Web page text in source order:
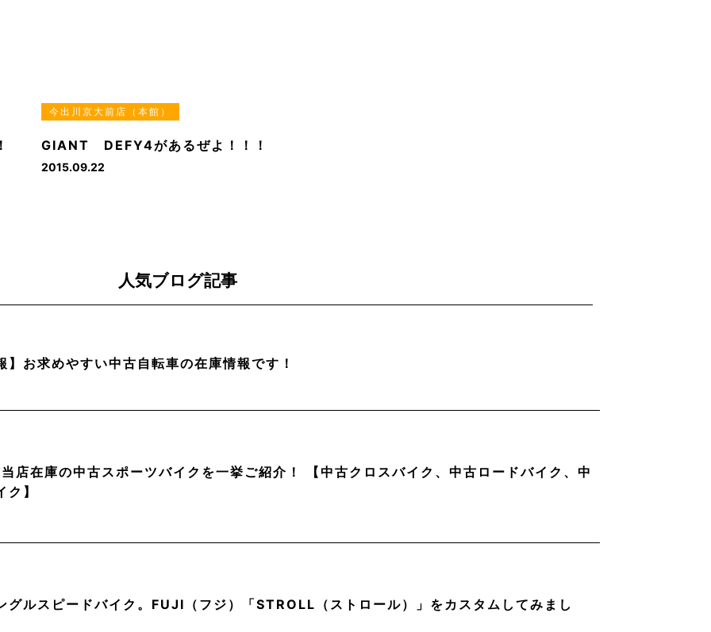
今出川京大前店（本館）
GIANT DEFY4があるぜよ！！！
2015.09.22
人気ブログ記事
】お求めやすい中古自転車の在庫情報です！
店在庫の中古スポーツバイクを一挙ご紹介！ 【中古クロスバイク、中古ロードバイク、中
】
グルスピードバイク。FUJI（フジ）「STROLL（ストロール）」をカスタムしてみまし